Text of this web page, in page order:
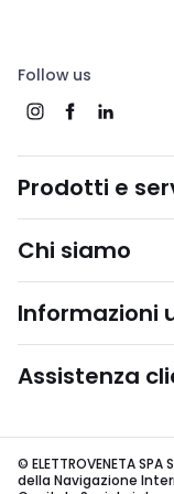
Follow us
Prodotti e
Chi siamo
Informazioni
Assistenza
© ELETTROVENETA
della Navigazione